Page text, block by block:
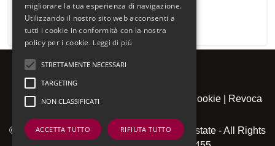
Admin |Informativa Privacy Informativa Cookie|
Revoca
© Copyright 2026 - Piagnaro Home Real Estate - All Rights
migliorare la tua esperienza di navigazione.
Utilizzando il nostro sito web acconsenti a
tutti i cookie in conformità con la nostra
policy per i cookie. Leggi di più
STRETTAMENTE NECESSARI
TARGETING
NON CLASSIFICATI
ACCETTA TUTTO RIFIUTA TUTTO